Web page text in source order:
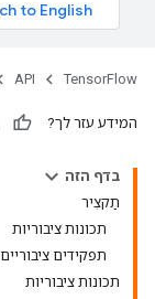
TensorFlow
API
המידע עזר לך?
בדף הזה
תַקצִיר
תכונות ציבוריות
תפקידים ציבוריים
תכונות ציבוריות